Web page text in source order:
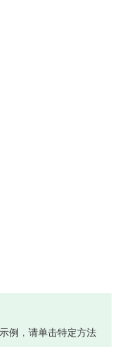
例，请单击特定方法